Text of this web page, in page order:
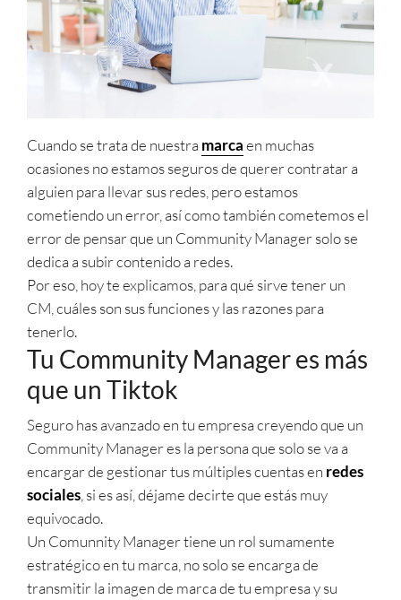
Cuando se trata de nuestra marcaen muchas
ocasiones no estamos seguros de querer contratar a
alguien para llevar sus redes, pero estamos
cometiendo un error, así como también cometemos el
error de pensar que un Community Manager solo se
dedica a subir contenido a redes.
Por eso, hoy te explicamos, para qué sirve tener un
CM, cuáles son sus funciones y las razones para
tenerlo.
Tu Community Manager es más
que un Tiktok
Seguro has avanzado en tu empresa creyendo que un
Community Manager es la persona que solo se va a
encargar de gestionar tus múltiples cuentas en redes
sociales , si es así, déjame decirte que estás muy
equivocado.
Un Comunnity Manager tiene un rol sumamente
estratégico en tu marca, no solo se encarga de
transmitir la imagen de marca de tu empresa y su